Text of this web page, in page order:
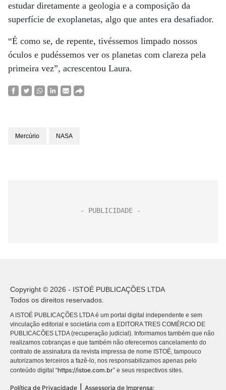
estudar diretamente a geologia e a composição da
superfície de exoplanetas, algo que antes era desafiador.
“É como se, de repente, tivéssemos limpado nossos
óculos e pudéssemos ver os planetas com clareza pela
primeira vez”, acrescentou Laura.
Mercúrio NASA
Copyright © 2026 - ISTOÉ PUBLICAÇÕES LTDA
Todos os direitos reservados.
A ISTOÉ PUBLICAÇÕES LTDA é um portal digital independente e sem
vinculação editorial e societária com a EDITORA TRES COMÉRCIO DE
PUBLICACÕES LTDA (recuperação judicial). Informamos também que não
realizamos cobranças e que também não oferecemos cancelamento do
contrato de assinatura da revista impressa de nome ISTOÉ, tampouco
autorizamos terceiros a fazê-lo, nos responsabilizamos apenas pelo
conteúdo digital “https://istoe.com.br” e seus respectivos sites.
Política de Privacidade Assessoria de Imprensa: